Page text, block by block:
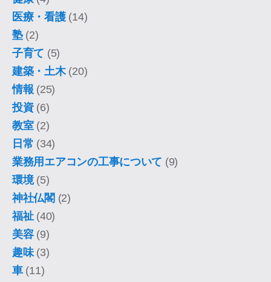
医療・看護(14)
塾(2)
子育て (5)
建築・土木(20)
情報 (25)
投資(6)
教室(2)
日常 (34)
業務用エアコンの工事について (9)
環境(5)
神社仏閣 (2)
福祉(40)
美容(9)
趣味(3)
車(11)